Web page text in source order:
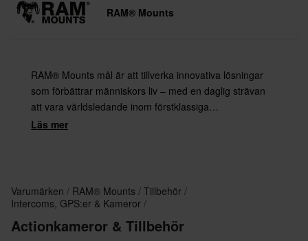
RAM® Mounts
RAM® Mounts mål är att tillverka innovativa lösningar
som förbättrar människors liv – med en daglig strävan
att vara världsledande inom förstklassiga
monteringslösningar.
Läs mer
Varumärken RAM® Mounts
Tillbehör
Intercoms, GPS:er & Kameror
Actionkameror & Tillbehör